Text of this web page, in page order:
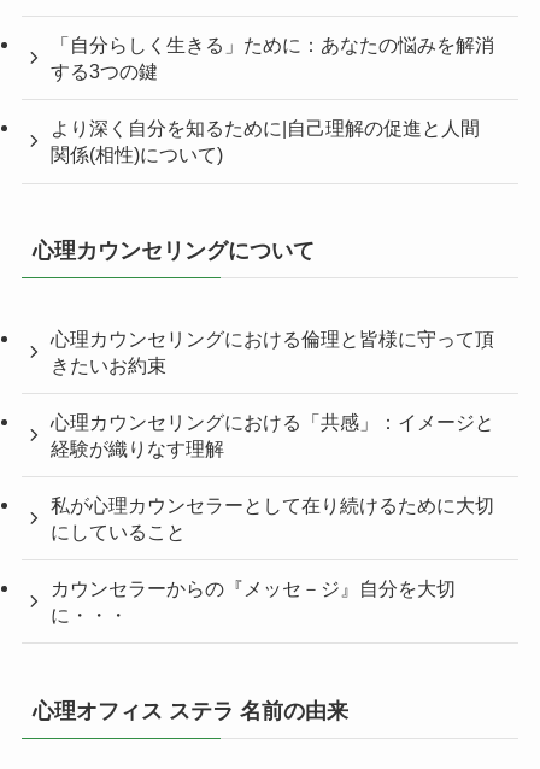
「自分らしく生きる」ために：あなたの悩みを解消
する3つの鍵
より深く自分を知るために|自己理解の促進と人間
関係(相性)について)
心理カウンセリングについて
心理カウンセリングにおける倫理と皆様に守って頂
きたいお約束
心理カウンセリングにおける「共感」：イメージと
経験が織りなす理解
私が心理カウンセラーとして在り続けるために大切
にしていること
カウンセラーからの『メッセ－ジ』自分を大切
に・・・
心理オフィス ステラ 名前の由来